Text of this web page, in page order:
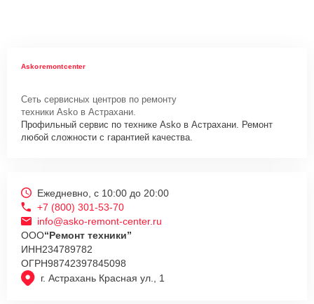
Askoremontcenter
Сеть сервисных центров по ремонту
техники Asko в Астрахани.
Профильный сервис по технике Asko в Астрахани. Ремонт
любой сложности с гарантией качества.
г. Астрахань Красная ул., 1
Ежедневно, с 10:00 до 20:00
+7 (800) 301-53-70
info@asko-remont-center.ru
ООО“Ремонт техники”
ИНН234789782
ОГРН98742397845098